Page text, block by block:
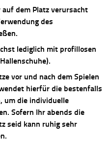
dem Platz verursacht
des
lediglich mit profillosen
vor und nach dem Spielen
hierfür die bestenfalls
um die individuelle
Sofern Ihr abends die
seid kann ruhig sehr